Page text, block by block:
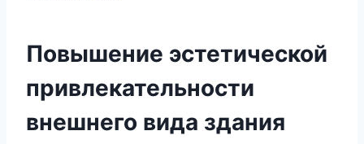
Повышение эстетической
привлекательности
внешнего вида здания